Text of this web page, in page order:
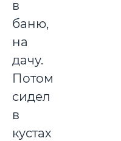
в
баню,
на
дачу.
Потом
сидел
в
кустах